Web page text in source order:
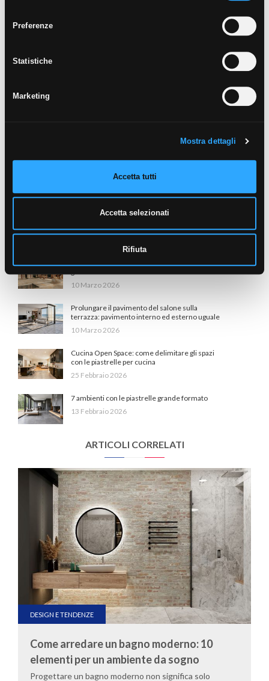
Preferenze
Statistiche
Marketing
Mostra dettagli
Accetta tutti
Accetta selezionati
Rifiuta
Bagno Effetto Marmo: Il Lusso Senza
Compromessi
24 Marzo 2026
Piastrelle per camera da letto: 6 motivi per fare il
grande passo
Design biofilico in casa: vivere la natura ogni
10 Marzo 2026
Prolungare il pavimento del salone sulla
terrazza: pavimento interno ed esterno uguale
10 Marzo 2026
Cucina Open Space: come delimitare gli spazi
con le piastrelle per cucina
25 Febbraio 2026
7 ambienti con le piastrelle grande formato
13 Febbraio 2026
ARTICOLI CORRELATI
DESIGN E TENDENZE
Come arredare un bagno moderno: 10
elementi per un ambiente da sogno
Progettare un bagno moderno non significa solo